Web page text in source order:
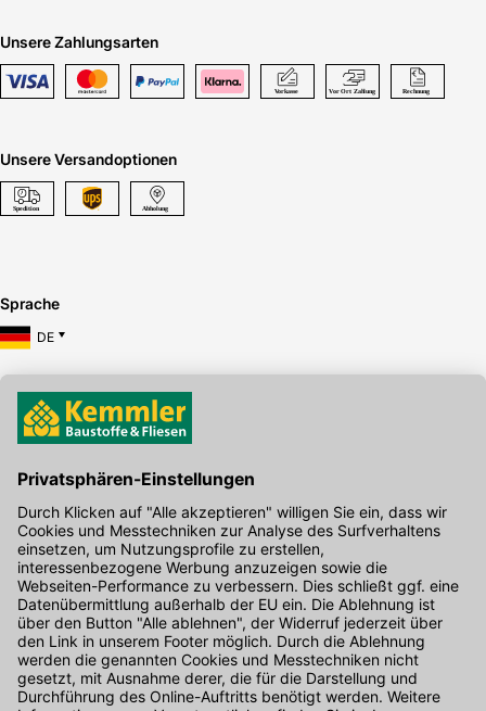
Unsere Zahlungsarten
Unsere Versandoptionen
Sprache
DE
Hier gibt's die kostenlose App
Kontakt
Unser Onlineshop Team ist montags bis freitags von 08:00 - 17:00
Uhr unter der Telefonnummer07071 / 151-151für Sie erreichbar.
Alternativ können Sie unser Kontaktformular nutzen.